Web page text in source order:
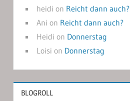
heidi on Reicht dann auch?
Ani on Reicht dann auch?
Heidi on Donnerstag
Loisi on Donnerstag
BLOGROLL